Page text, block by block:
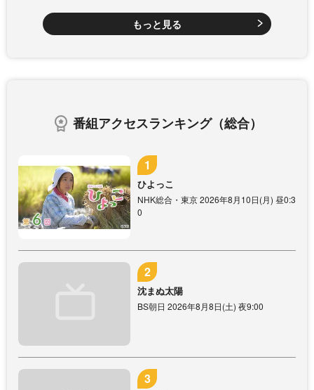
もっと見る
番組アクセスランキング（総合）
ひよっこ
NHK総合・東京 2026年8月10日(月) 昼0:3
0
沈まぬ太陽
BS朝日 2026年8月8日(土) 夜9:00